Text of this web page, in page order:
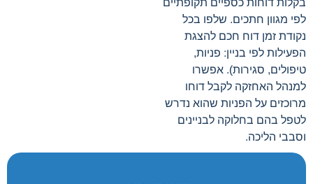
בקלות דוחות כספיים תקופתיים
לפי מגוון חתכים. שלפו בכל
נקודת זמן דוח חכם להצגת
הפעילות לפי בניין: פניות,
טיפולים, סגירות). אפשרו
למנהל האחזקה לקבל דוחו
מרוכזים על הפניות שהוא נדרש
לטפל בהם בחלוקה לבניינים
וסבבי הליכה.